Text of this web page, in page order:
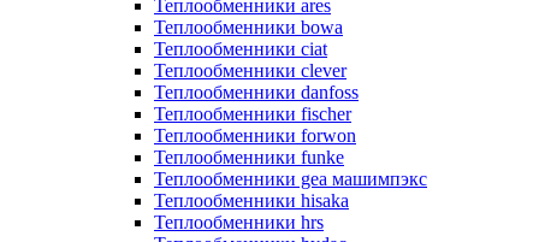
Теплообменники ares
Теплообменники bowa
Теплообменники ciat
Теплообменники clever
Теплообменники danfoss
Теплообменники fischer
Теплообменники forwon
Теплообменники funke
Теплообменники gea машимпэкс
Теплообменники hisaka
Теплообменники hrs